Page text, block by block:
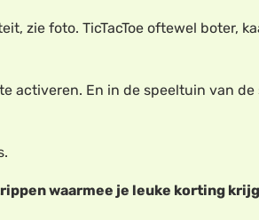
zie foto. TicTacToe oftewel boter,
activeren. En in de speeltuin van
waarmee je leuke korting